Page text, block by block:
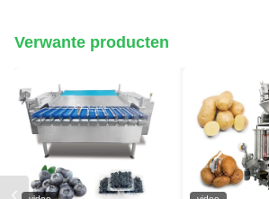
Verwante producten